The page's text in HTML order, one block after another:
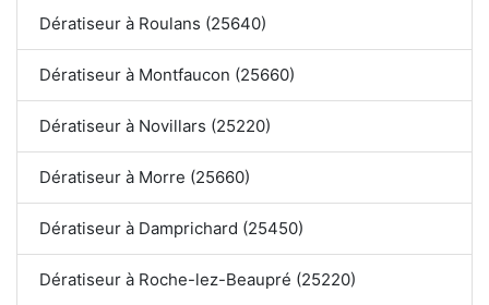
Dératiseur à Roulans (25640)
Dératiseur à Montfaucon (25660)
Dératiseur à Novillars (25220)
Dératiseur à Morre (25660)
Dératiseur à Damprichard (25450)
Dératiseur à Roche-lez-Beaupré (25220)